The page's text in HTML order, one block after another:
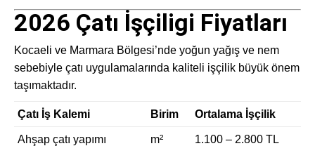
2026 Çatı İşçiligi Fiyatları
Kocaeli ve Marmara Bölgesi’nde yoğun yağış ve nem
sebebiyle çatı uygulamalarında kaliteli işçilik büyük önem
taşımaktadır.
Çatı İş Kalemi Birim Ortalama İşçilik
Ahşap çatı yapımı m² 1.100 – 2.800 TL